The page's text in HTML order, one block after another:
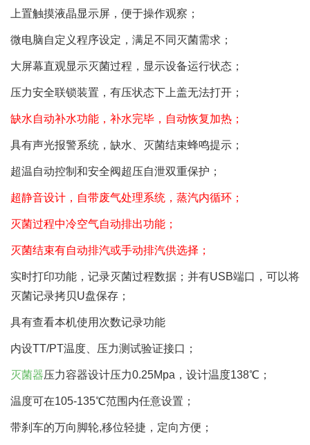
上置触摸液晶显示屏，便于操作观察；
微电脑自定义程序设定，满足不同灭菌需求；
大屏幕直观显示灭菌过程，显示设备运行状态；
压力安全联锁装置，有压状态下上盖无法打开；
缺水自动补水功能，补水完毕，自动恢复加热；
具有声光报警系统，缺水、灭菌结束蜂鸣提示；
超温自动控制和安全阀超压自泄双重保护；
超静音设计，自带废气处理系统，蒸汽内循环；
灭菌过程中冷空气自动排出功能；
灭菌结束有自动排汽或手动排汽供选择；
实时打印功能，记录灭菌过程数据；并有USB端口，可以将
灭菌记录拷贝U盘保存；
具有查看本机使用次数记录功能
内设TT/PT温度、压力测试验证接口；
灭菌器压力容器设计压力0.25Mpa，设计温度138℃；
温度可在105-135℃范围内任意设置；
带刹车的万向脚轮,移位轻捷，定向方便；